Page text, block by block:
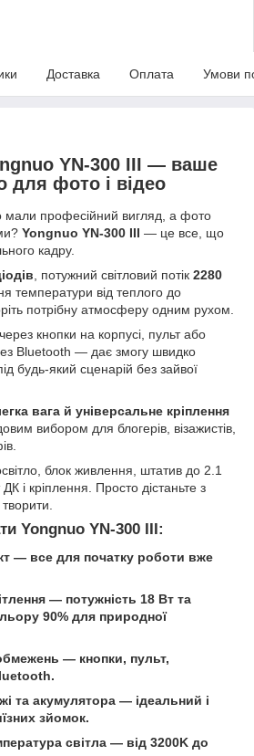
Доставка Оплата Умови
YN-300 III — ваше
для фото і відео
мали професійний вигляд, а фото
Yongnuo YN-300 III — це все, що
кадру.
, потужний світловий потік 2280
температури від теплого до
потрібну атмосферу одним рухом.
кнопки на корпусі, пульт або
Bluetooth — дає змогу швидко
будь-який сценарій без зайвої
вага й універсальне кріплення
вибором для блогерів, візажистів,
блок живлення, штатив до 2.1
і кріплення. Просто дістаньте з
Yongnuo YN-300 III:
— все для початку роботи вже
— потужність 18 Вт та
90% для природної
— кнопки, пульт,
та акумулятора — ідеальний і
зйомок.
світла — від 3200K до